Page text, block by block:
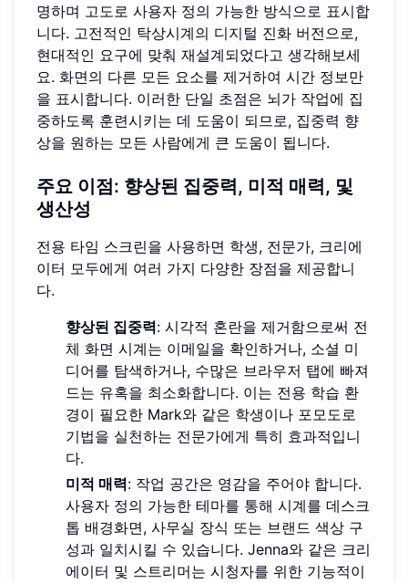
명하며 고도로 사용자 정의 가능한 방식으로 표시합
니다. 고전적인 탁상시계의 디지털 진화 버전으로,
현대적인 요구에 맞춰 재설계되었다고 생각해보세
요. 화면의 다른 모든 요소를 제거하여 시간 정보만
을 표시합니다. 이러한 단일 초점은 뇌가 작업에 집
중하도록 훈련시키는 데 도움이 되므로, 집중력 향
상을 원하는 모든 사람에게 큰 도움이 됩니다.
주요 이점: 향상된 집중력, 미적 매력, 및
생산성
전용 타임 스크린을 사용하면 학생, 전문가, 크리에
이터 모두에게 여러 가지 다양한 장점을 제공합니
다.
향상된 집중력: 시각적 혼란을 제거함으로써 전
체 화면 시계는 이메일을 확인하거나, 소셜 미
디어를 탐색하거나, 수많은 브라우저 탭에 빠져
드는 유혹을 최소화합니다. 이는 전용 학습 환
경이 필요한 Mark와 같은 학생이나 포모도로
기법을 실천하는 전문가에게 특히 효과적입니
다.
미적 매력: 작업 공간은 영감을 주어야 합니다.
사용자 정의 가능한 테마를 통해 시계를 데스크
톱 배경화면, 사무실 장식 또는 브랜드 색상 구
성과 일치시킬 수 있습니다. Jenna와 같은 크리
에이터 및 스트리머는 시청자를 위한 기능적이